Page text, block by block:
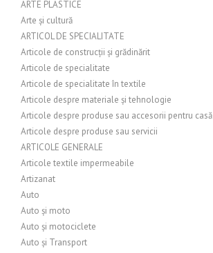
ARTE PLASTICE
Arte și cultură
ARTICOL DE SPECIALITATE
Articole de construcții și grădinărit
Articole de specialitate
Articole de specialitate în textile
Articole despre materiale și tehnologie
Articole despre produse sau accesorii pentru casă
Articole despre produse sau servicii
ARTICOLE GENERALE
Articole textile impermeabile
Artizanat
Auto
Auto și moto
Auto și motociclete
Auto și Transport